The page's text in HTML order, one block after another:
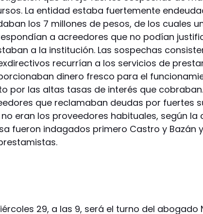
La entidad estaba fuertemente
los 7 millones de pesos, de los cuales
a acreedores que no podían
a la institución. Las sospechas
recurrían a los servicios de
dinero fresco para el
por las altas tasas de interés que
que reclamaban deudas por fuertes
eran los proveedores habituales, según la
fueron indagados primero Castro y Bazán
29, a las 9, será el turno del abogado